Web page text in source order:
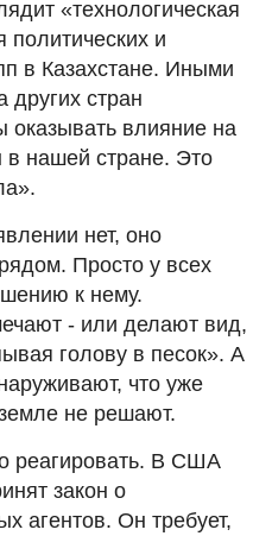
«технологическая
политических и
в Казахстане. Иными
других стран
оказывать влияние на
в нашей стране. Это
нет, оно
Просто у всех
к нему.
- или делают вид,
голову в песок». А
что уже
не решают.
реагировать. В США
закон о
агентов. Он требует,